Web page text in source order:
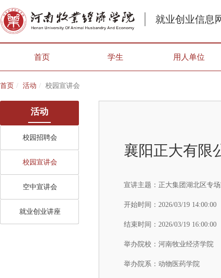
就业创业信息
首页 学生 用人单位
首页 活动 校园宣讲会
活动
校园招聘会
校园宣讲会
空中宣讲会
就业创业讲座
襄阳正大有限
宣讲主题： 正大集团湖北区专
开始时间： 2026/03/19 14:00:00
结束时间： 2026/03/19 16:00:00
举办院校： 河南牧业经济学院
举办院系： 动物医药学院